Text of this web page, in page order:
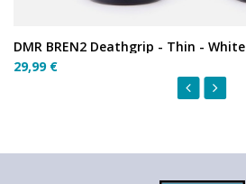
DMR BREN2 Deathgrip - Thin - White
29,99 €